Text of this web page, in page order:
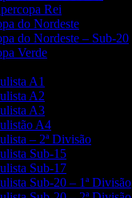
Rei
do Nordeste
do Nordeste – Sub-20
Verde
A1
A2
A3
A4
– 2ª Divisão
Sub-15
Sub-17
Sub-20 – 1ª Divisão